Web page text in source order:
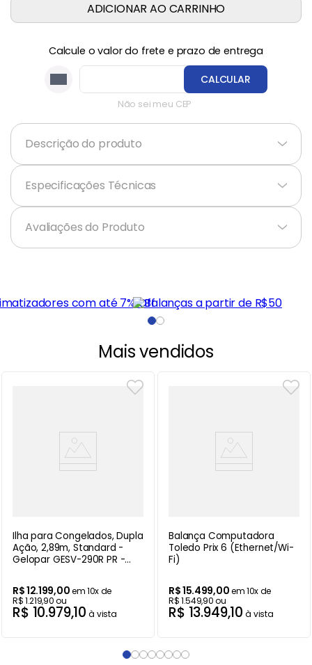
ADICIONAR AO CARRINHO
Calcule o valor do frete e prazo de entrega
Não sei meu CEP
CALCULAR
Descrição do produto +
Especificações Técnicas +
Avaliações do Produto
Mais vendidos
Ilha para Congelados, Dupla
Ação, 2,89m, Standard -
Gelopar GESV-290R PR -
R$12.199,00em10x de
R$1.219,90ou
R$ 10.979,10 à vista
Balança Computadora
Toledo Prix 6 (Ethernet/Wi-
Fi)
R$15.499,00em10x de
R$1.549,90ou
R$ 13.949,10 à vista